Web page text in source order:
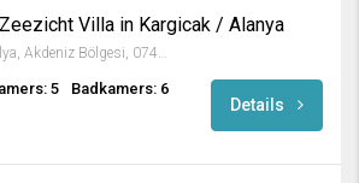
Villa in Kargicak / Alanya
Kargıcak, Alanya, Antalya, Akdeniz Bölgesi, 07435, Türkiye
5
Badkamers: 6
Details